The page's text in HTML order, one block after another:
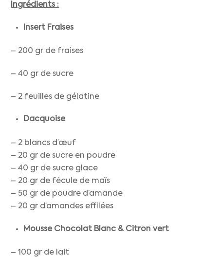
Ingrédients :
Insert Fraises
– 200 gr de fraises
– 40 gr de sucre
– 2 feuilles de gélatine
Dacquoise
– 2 blancs d’œuf
– 20 gr de sucre en poudre
– 40 gr de sucre glace
– 20 gr de fécule de maïs
– 50 gr de poudre d’amande
– 20 gr d’amandes effilées
Mousse Chocolat Blanc & Citron vert
– 100 gr de lait